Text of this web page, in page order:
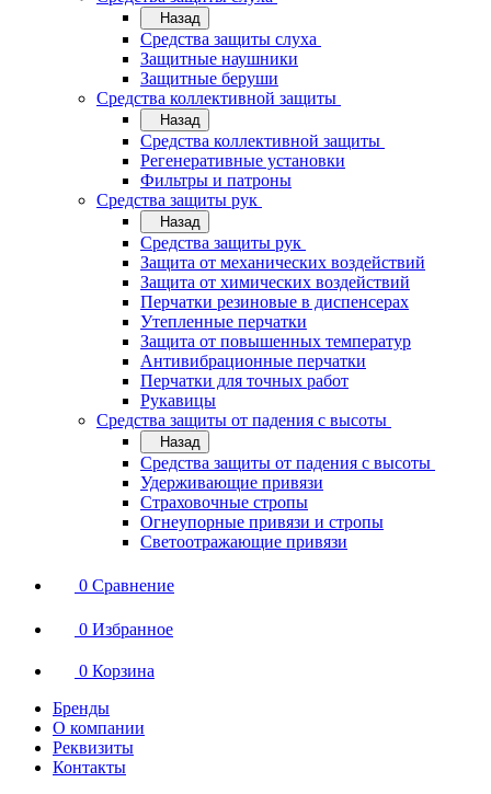
Назад
Средства защиты слуха
Защитные наушники
Защитные беруши
Средства коллективной защиты
Назад
Средства коллективной защиты
Регенеративные установки
Фильтры и патроны
Средства защиты рук
Назад
Средства защиты рук
Защита от механических воздействий
Защита от химических воздействий
Перчатки резиновые в диспенсерах
Утепленные перчатки
Защита от повышенных температур
Антивибрационные перчатки
Перчатки для точных работ
Рукавицы
Средства защиты от падения с высоты
Назад
Средства защиты от падения с высоты
Удерживающие привязи
Страховочные стропы
Огнеупорные привязи и стропы
Светоотражающие привязи
0 Сравнение
0 Избранное
0 Корзина
Бренды
О компании
Реквизиты
Контакты